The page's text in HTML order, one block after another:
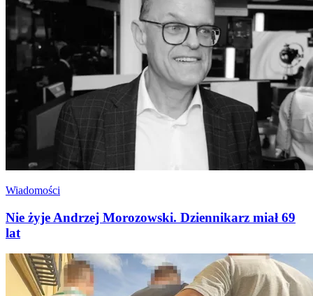
Wiadomości
Nie żyje Andrzej Morozowski. Dziennikarz miał 69
lat